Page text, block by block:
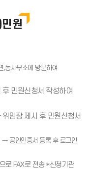
원
,동사무소에 방문하여
민원신청서 작성하여
임장 제시 후 민원신청서
공인인증서 등록 후 로그인
로 FAX로 전송 *신청기관